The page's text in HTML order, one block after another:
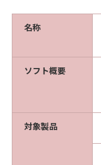
本契約書のいず
律により無効で
の他の条項は
キヤノン株式会社
名称
ソフト概要
対象製品